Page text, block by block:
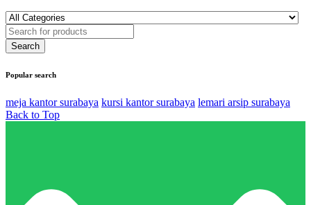
Popular search
meja kantor surabaya kursi kantor surabaya lemari arsip surabaya
Back to Top